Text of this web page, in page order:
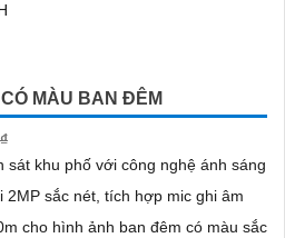
MÀU BAN ĐÊM
sát khu phố với công nghệ ánh sáng
2MP sắc nét, tích hợp mic ghi âm